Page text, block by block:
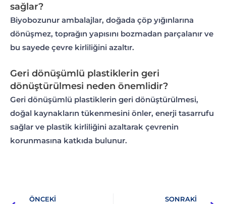
sağlar?
Biyobozunur ambalajlar, doğada çöp yığınlarına
dönüşmez, toprağın yapısını bozmadan parçalanır ve
bu sayede çevre kirliliğini azaltır.
Geri dönüşümlü plastiklerin geri
dönüştürülmesi neden önemlidir?
Geri dönüşümlü plastiklerin geri dönüştürülmesi,
doğal kaynakların tükenmesini önler, enerji tasarrufu
sağlar ve plastik kirliliğini azaltarak çevrenin
korunmasına katkıda bulunur.
ÖNCEKİ SONRAKI